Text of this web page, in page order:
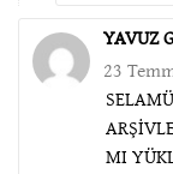
YAVUZ
23
MI